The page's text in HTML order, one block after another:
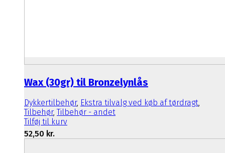
Wax (30gr) til Bronzelynlås
Dykkertilbehør, Ekstra tilvalg ved køb af tørdragt
Tilbehør,Tilbehør - andet
Tilføj til kurv
52,50 kr.